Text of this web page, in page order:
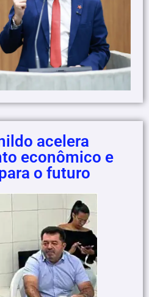
acelera
econômico e
o futuro